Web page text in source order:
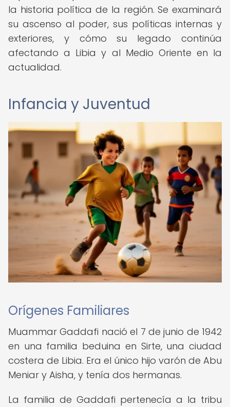
la historia política de la región. Se examinará
su ascenso al poder, sus políticas internas y
exteriores, y cómo su legado continúa
afectando a Libia y al Medio Oriente en la
actualidad.
Infancia y Juventud
Orígenes Familiares
Muammar Gaddafi nació el 7 de junio de 1942
en una familia beduina en Sirte, una ciudad
costera de Libia. Era el único hijo varón de Abu
Meniar y Aisha, y tenía dos hermanas.
La familia de Gaddafi pertenecía a la tribu